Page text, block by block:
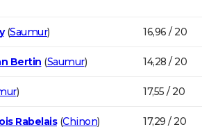
(Saumur) 16,96 / 20
Bertin (Saumur) 14,28 / 20
) 17,55 / 20
Rabelais(Chinon) 17,29 / 20